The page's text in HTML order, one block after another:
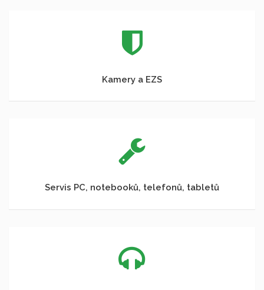
Kamery a EZS
Servis PC, notebooků, telefonů, tabletů